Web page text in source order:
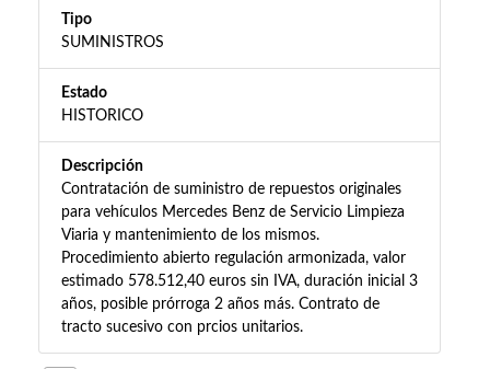
Tipo
SUMINISTROS
Estado
HISTORICO
Descripción
Contratación de suministro de repuestos originales
para vehículos Mercedes Benz de Servicio Limpieza
Viaria y mantenimiento de los mismos.
Procedimiento abierto regulación armonizada, valor
estimado 578.512,40 euros sin IVA, duración inicial 3
años, posible prórroga 2 años más. Contrato de
tracto sucesivo con prcios unitarios.